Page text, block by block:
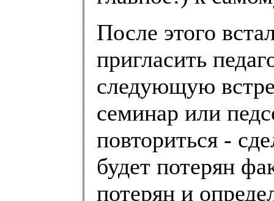
После этого
пригласить
следующую
семинар или
повториться -
будет потерян
потерян и